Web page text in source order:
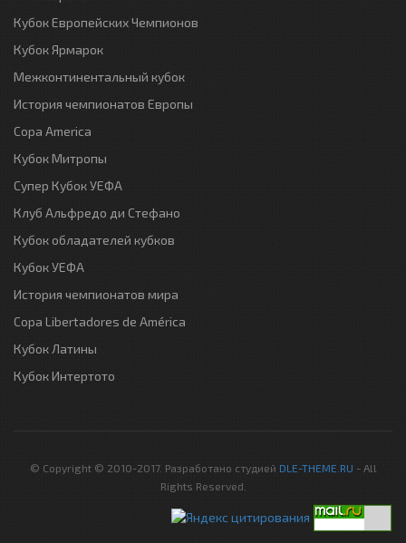
Кубок Европейских Чемпионов
Кубок Ярмарок
Межконтинентальный кубок
История чемпионатов Европы
Copa America
Кубок Митропы
Супер Кубок УЕФА
Клуб Альфредо ди Стефано
Кубок обладателей кубков
Кубок УЕФА
История чемпионатов мира
Copa Libertadores de América
Кубок Латины
Кубок Интертото
© Copyright © 2010-2017. Разработано студией DLE-THEME.RU - All
Rights Reserved.